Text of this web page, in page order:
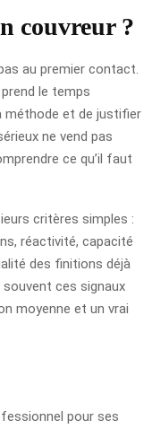
couvreur ?
au premier contact.
le temps
méthode et de justifier
ne vend pas
ce qu’il faut
critères simples :
réactivité, capacité
des finitions déjà
ces signaux
moyenne et un vrai
pour ses